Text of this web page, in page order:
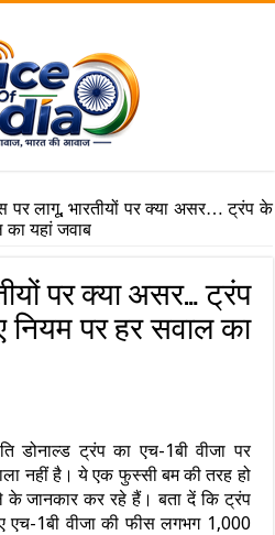
पर लागू, भारतीयों पर क्या असर… ट्रंप के
का यहां जवाब
पर क्या असर… ट्रंप
नियम पर हर सवाल का
डोनाल्ड ट्रंप का एच-1बी वीजा पर
नहीं है। ये एक फुस्सी बम की तरह हो
के जानकार कर रहे हैं। बता दें कि ट्रंप
एच-1बी वीजा की फीस लगभग 1,000